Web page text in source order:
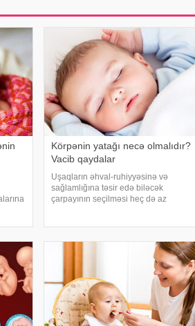
Körpənin yatağı necə olmalıdır?
Vacib qaydalar
Uşaqların əhval-ruhiyyəsinə və
sağlamlığına təsir edə biləcək
çarpayının seçilməsi heç də az
sisteminə müsbət təsir göstərir